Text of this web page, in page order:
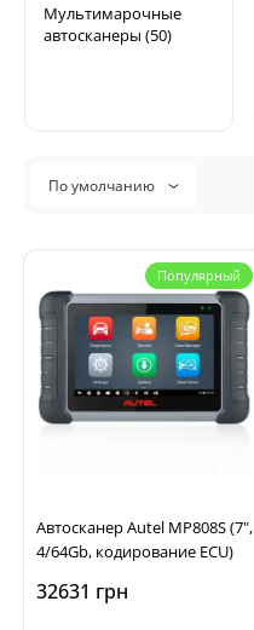
Мультимарочные
автосканеры (50)
По умолчанию
Популярный
Автосканер Autel MP808S (7",
4/64Gb, кодирование ECU)
32631 грн